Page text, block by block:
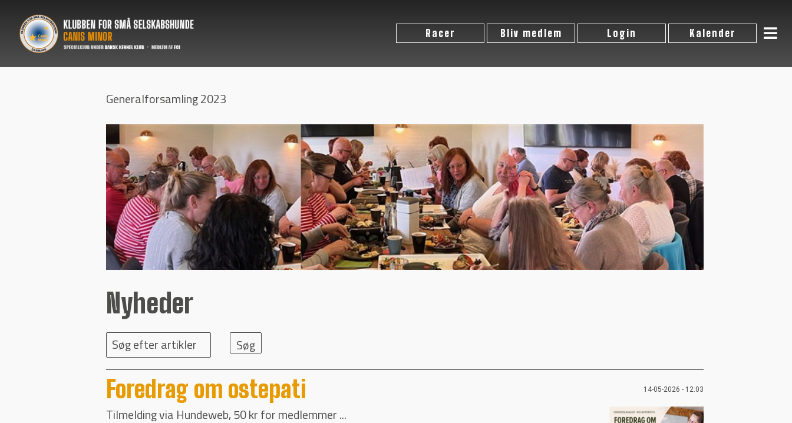
Racer Bliv medlem Login Kalender
Generalforsamling 2023
Nyheder
Søg efter artikler
Foredrag om ostepati 14-05-2026 - 12:03
Tilmelding via Hundeweb, 50 kr for medlemmer ...